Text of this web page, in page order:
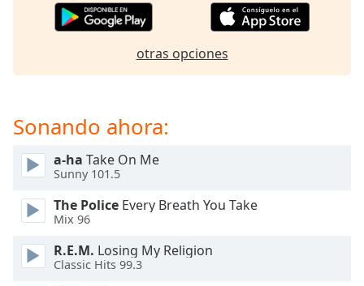
will
close
window.
Text
Color
Opacity
otras opciones
Sonando ahora:
a-ha Take On Me
Sunny 101.5
The Police Every Breath You Take
Mix 96
R.E.M. Losing My Religion
Classic Hits 99.3